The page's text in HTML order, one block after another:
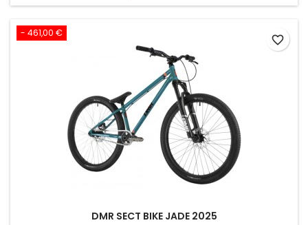
- 461,00 €
DMR SECT BIKE JADE 2025
favorite_border